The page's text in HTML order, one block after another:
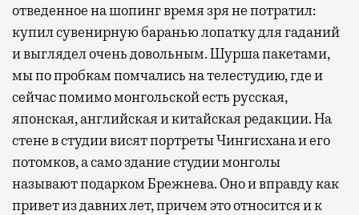
отведенное на шопинг время зря не потратил:
купил сувенирную баранью лопатку для гаданий
и выглядел очень довольным. Шурша пакетами,
мы по пробкам помчались на телестудию, где и
сейчас помимо монгольской есть русская,
японская, английская и китайская редакции. На
стене в студии висят портреты Чингисхана и его
потомков, а само здание студии монголы
называют подарком Брежнева. Оно и вправду как
привет из давних лет, причем это относится и к